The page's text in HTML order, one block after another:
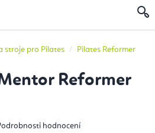
stroje pro Pilates Pilates Reformer
Reformer
hodnocení